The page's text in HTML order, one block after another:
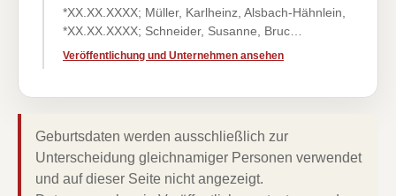
*XX.XX.XXXX; Müller, Karlheinz, Alsbach-Hähnlein,
*XX.XX.XXXX; Schneider, Susanne, Bruc…
Veröffentlichung und Unternehmen ansehen
Geburtsdaten werden ausschließlich zur
Unterscheidung gleichnamiger Personen verwendet
und auf dieser Seite nicht angezeigt.